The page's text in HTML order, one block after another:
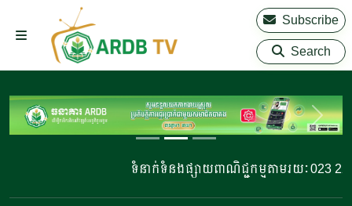
Subscribe
Search
ទំនាក់ទំនងផ្សាយពាណិជ្ជកម្មតាមរយៈ 023 220